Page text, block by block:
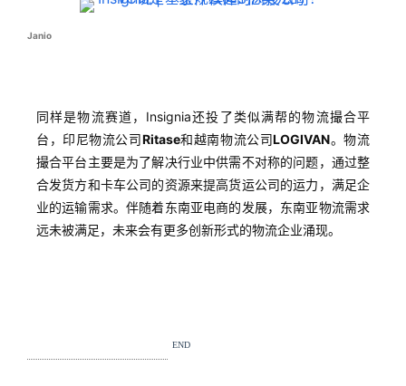
Janio
同样是物流赛道，Insignia还投了类似满帮的物流撮合平
台，印尼物流公司Ritase和越南物流公司LOGIVAN。物流
撮合平台主要是为了解决行业中供需不对称的问题，通过整
合发货方和卡车公司的资源来提高货运公司的运力，满足企
业的运输需求。伴随着东南亚电商的发展，东南亚物流需求
远未被满足，未来会有更多创新形式的物流企业涌现。
END